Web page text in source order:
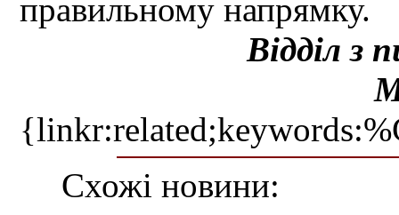
правильному напрямку.
Відділ з
Схожі новини: